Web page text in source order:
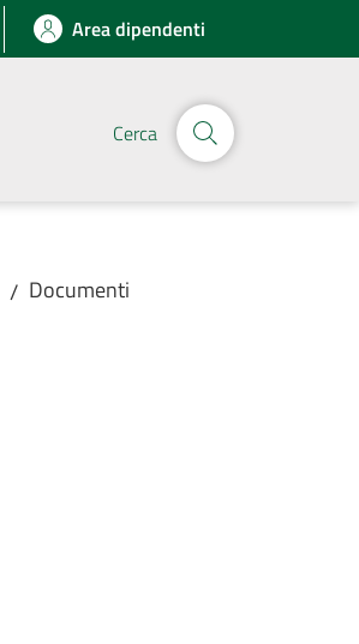
Area dipendenti
Cerca
/ Documenti